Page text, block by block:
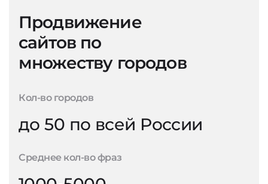
Продвижение
сайтов по
множеству городов
Кол-во городов
до 50 по всей России
Среднее кол-во фраз